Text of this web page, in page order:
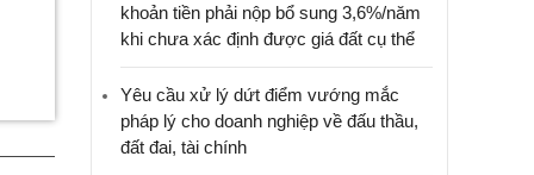
khoản tiền phải nộp bổ sung 3,6%/năm
khi chưa xác định được giá đất cụ thể
Yêu cầu xử lý dứt điểm vướng mắc
pháp lý cho doanh nghiệp về đấu thầu,
đất đai, tài chính